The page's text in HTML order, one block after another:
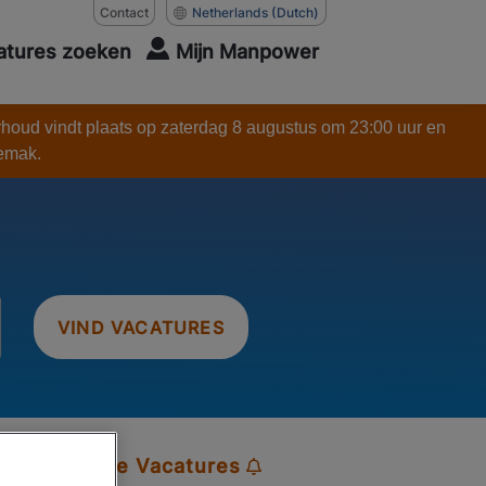
Contact Netherlands (Dutch)
zoeken Mijn Manpower
vindt plaats op zaterdag 8 augustus om 23:00 uur en
VIND VACATURES
Vacatures